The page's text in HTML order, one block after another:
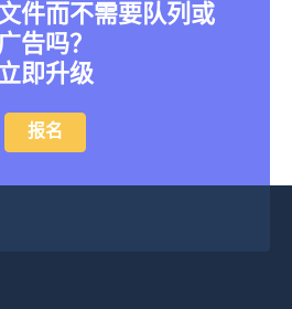
件而不需要队列或
告吗？
即升级
报名